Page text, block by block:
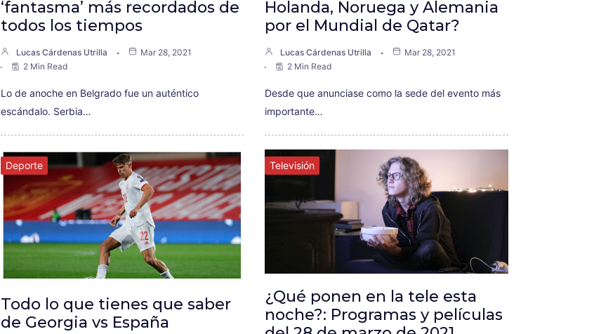
‘fantasma’ más recordados de
todos los tiempos
Lucas Cárdenas Utrilla
Mar 28, 2021
2 Min Read
Lo de anoche en Belgrado fue un auténtico
escándalo. Serbia…
Holanda, Noruega y Alemania
por el Mundial de Qatar?
Lucas Cárdenas Utrilla
Mar 28, 2021
2 Min Read
Desde que anunciase como la sede del evento más
importante…
Deporte
Todo lo que tienes que saber
de Georgia vs España
Televisión
¿Qué ponen en la tele esta
noche?: Programas y películas